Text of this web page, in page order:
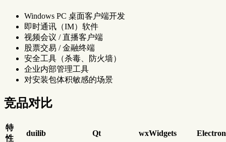
Windows PC 桌面客户端开发
即时通讯（IM）软件
视频会议 / 直播客户端
股票交易 / 金融终端
安全工具（杀毒、防火墙）
企业内部管理工具
对安装包体积敏感的场景
竞品对比
特
性
duilib Qt wxWidgets Electron